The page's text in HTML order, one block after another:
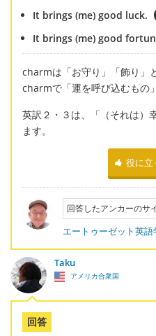
It brings (me) good luck.
It brings (me) good
charmは「お守り」「飾り」
charmで「運を呼び込むもの
英訳２・３は、「（それは）
ます。
役に立
回答したアンカーのサ
エートゥーゼット英語
Taku
アメリカ合衆国
回答